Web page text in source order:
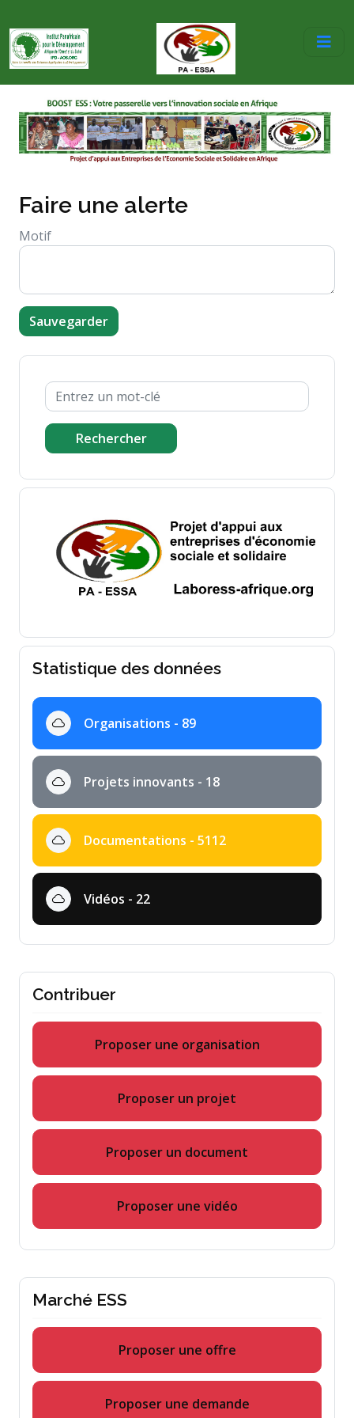
Faire une alerte
Motif
Sauvegarder
Rechercher
Statistique des données
Organisations - 89
Projets innovants - 18
Documentations - 5112
Vidéos - 22
Contribuer
Proposer une organisation
Proposer un projet
Proposer un document
Proposer une vidéo
Marché ESS
Proposer une offre
Proposer une demande